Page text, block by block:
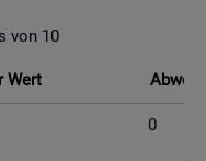
von 10
Wert
0